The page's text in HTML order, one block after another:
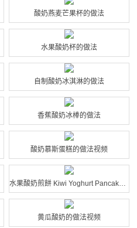
酸奶燕麦芒果杯的做法
水果酸奶杯的做法
自制酸奶冰淇淋的做法
香蕉酸奶冰棒的做法
酸奶慕斯蛋糕的做法视频
水果酸奶煎餅 Kiwi Yoghurt Pancakes的做法视频
黄瓜酸奶的做法视频